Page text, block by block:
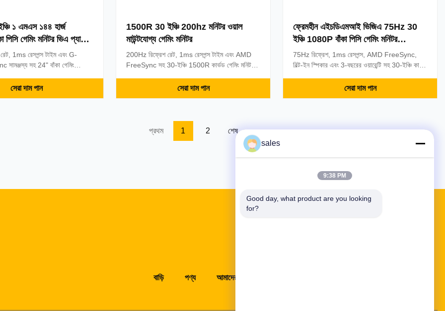
১ এমএস ১৪৪ হার্জ
গেমিং মনিটর ভিএ প্যানেল
1ms রেসপন্স টাইম এবং G-
সহ 24" বাঁকা গেমিং
ওয়ারেন্টি। eSports এবং
সেরা দাম পান
1500R 30 ইঞ্চি 200hz মনিটর ওয়াল
মাউন্টযোগ্য গেমিং মনিটর
200Hz রিফ্রেশ রেট, 1ms রেসপন্স টাইম এবং AMD
FreeSync সহ 30-ইঞ্চি 1500R কার্ভড গেমিং মনিটর।
ওয়াল মাউন্টযোগ্য, এবং 3 বছরের ওয়ারেন্টি। ই-স্পোর্টস এবং
সেরা দাম পান
ফ্রেমহীন এইচডিএমআই ভিজিএ 75Hz 30
ইঞ্চি 1080P বাঁকা পিসি গেমিং মনিটর
অন্তর্নির্মিত স্পিকার
75Hz রিফ্রেশ, 1ms রেসপন্স, AMD FreeSync,
বিল্ট-ইন স্পিকার এবং 3-বছরের ওয়ারেন্টি সহ 30-ইঞ্চি কার্ভড
সহ esports এবং ইন্টারনেট ক্যাফেগুলির জন্য আদর্শ।
সেরা দাম পান
প্রথম 1 2 শেষ
বাড়ি পণ্য আমাদের সম্পর্কে
sales
9:38 PM
Good day, what product are you looking
for?